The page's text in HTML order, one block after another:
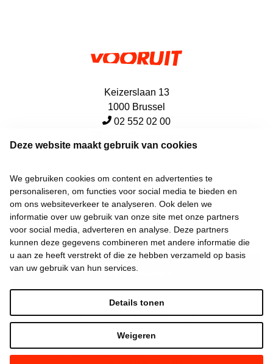
Deze website maakt gebruik van cookies
We gebruiken cookies om content en advertenties te
personaliseren, om functies voor social media te bieden en
om ons websiteverkeer te analyseren. Ook delen we
informatie over uw gebruik van onze site met onze partners
voor social media, adverteren en analyse. Deze partners
kunnen deze gegevens combineren met andere informatie die
u aan ze heeft verstrekt of die ze hebben verzameld op basis
van uw gebruik van hun services.
Weigeren
Details tonen
Keizerslaan 13
1000 Brussel
02 552 02 00
Snel
Over de beweging
Algemeen
Laatste nieuws
©2026Vooruit —Privacyverklaring—Gebruiksvoorwaarden—Cookieverklaring